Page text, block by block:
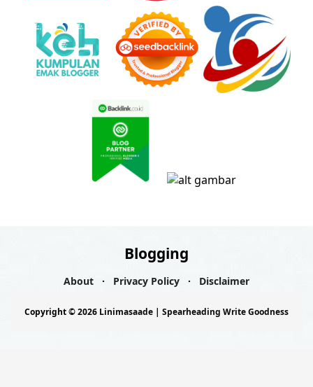
Blogging
About Privacy Policy Disclaimer
Copyright ©2026 Linimasaade | Spearheading Write Goodness